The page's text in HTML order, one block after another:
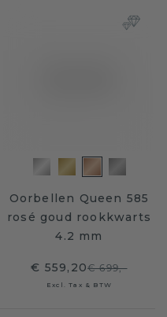
Oorbellen Queen 585
rosé goud rookkwarts
4.2 mm
€ 559,20€ 699,-
Excl. Tax & BTW